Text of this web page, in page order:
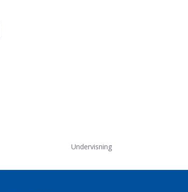
Undervisning